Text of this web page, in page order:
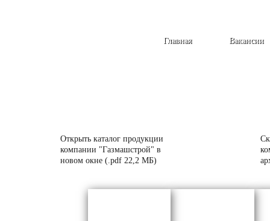
Вакансии
Главная
Открыть каталог продукции
компании "Газмашстрой" в
новом окне (.pdf 22,2 МБ)